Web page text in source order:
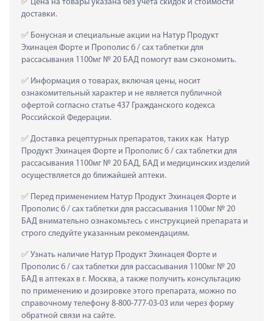
Цена на товары указана без учета скидок и стоимости
доставки.
Бонусная и специальные акции на Натур Продукт
Эхинацея Форте и Прополис б / сах таблетки для
рассасывания 1100мг № 20 БАД помогут вам сэкономить.
Информация о товарах, включая цены, носит
ознакомительный характер и не является публичной
офертой согласно статье 437 Гражданского кодекса
Российской Федерации.
Доставка рецептурных препаратов, таких как  Натур
Продукт Эхинацея Форте и Прополис б / сах таблетки для
рассасывания 1100мг № 20 БАД, БАД и медицинских изделий
осуществляется до ближайшей аптеки.
Перед применением Натур Продукт Эхинацея Форте и
Прополис б / сах таблетки для рассасывания 1100мг № 20
БАД внимательно ознакомьтесь с инструкцией препарата и
строго следуйте указанным рекомендациям.
Узнать наличие Натур Продукт Эхинацея Форте и
Прополис б / сах таблетки для рассасывания 1100мг № 20
БАД в аптеках в г. Москва, а также получить консультацию
по применению и дозировке этого препарата, можно по
справочному телефону 8-800-777-03-03 или через форму
обратной связи на сайте.